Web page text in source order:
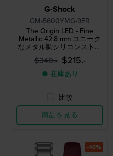
G-Shock
GM-5600YMG-9ER
The Origin LED - Fine
Metallic 42.8 mm ユニーク
なメタル調シリコンストラ
ップを採用したデジタルク
ォーツウォッチ
$340.- $215.-
● 在庫あり
比較
商品を見る
-40%